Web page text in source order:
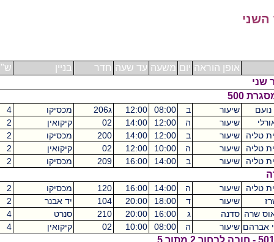
אופן הוראה יום משעה עד שעה חדר בניין
ש"ס
500
שיעור 08:00
12:00 מכסיקו
שיעור 12:00
14:00
02 קיקואין
טליה
שיעור 12:00
14:00
200 מכסיקו
טליה
שיעור 10:00
12:00
02 קיקואין
טליה
שיעור 14:00
16:00
209 מכסיקו
טליה שיעור 14:00
16:00
120 מכסיקו
שיעור 18:00
20:00
104 יד אבנר
שרה סדנה 16:00
20:00
210 סנרט
שיעור 08:00
10:00
02 קיקואין